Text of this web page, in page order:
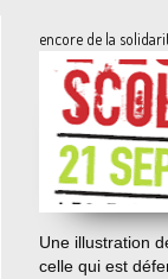
encore de la
Une illustration
celle qui est